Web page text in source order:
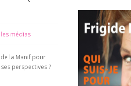
les médias
la Manif pour
perspectives ?